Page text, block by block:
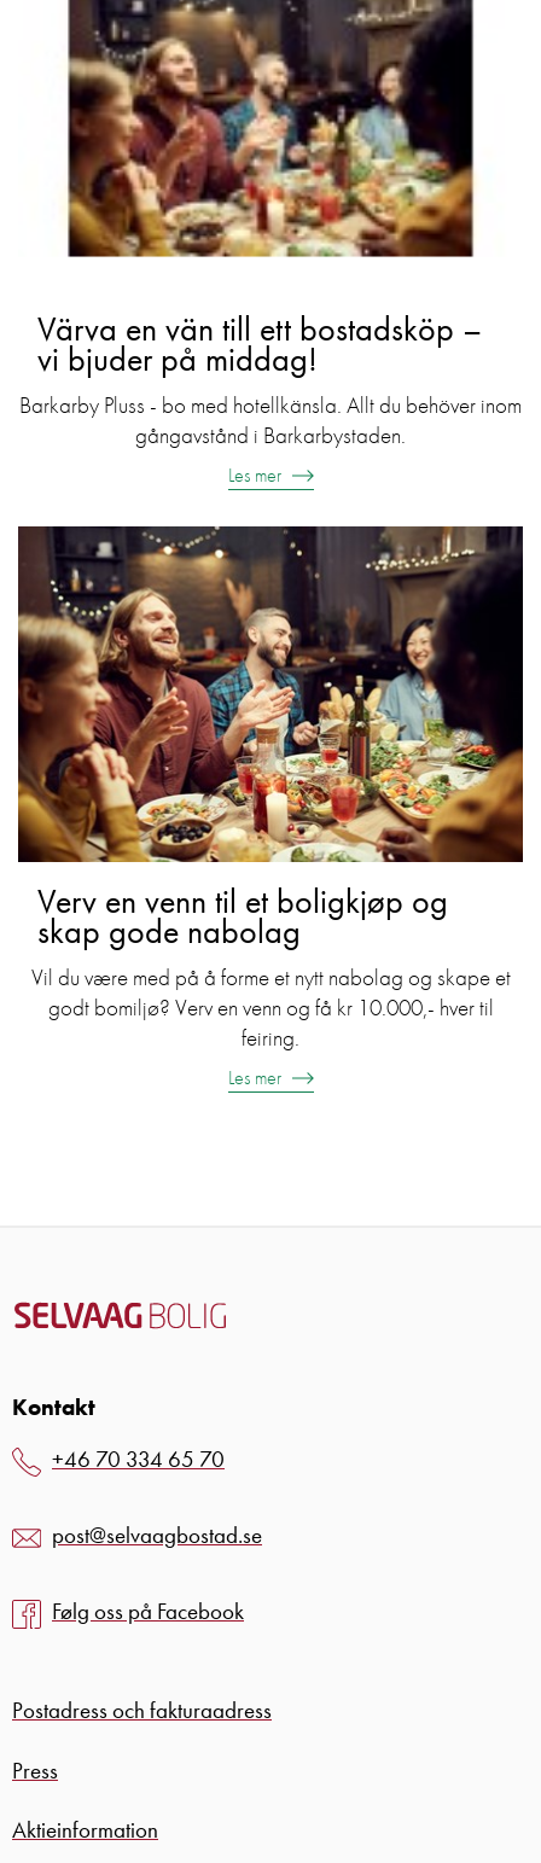
Värva en vän till ett bostadsköp –
vi bjuder på middag!
Barkarby Pluss - bo med hotellkänsla. Allt du behöver inom
gångavstånd i Barkarbystaden.
Les mer
​Verv en venn til et boligkjøp og
skap gode nabolag
​Vil du være med på å forme et nytt nabolag og skape et
godt bomiljø? Verv en venn og få kr 10.000,- hver til
feiring.
Les mer
Kontakt
+46 70 334 65 70
post@selvaagbostad.se
Følg oss på Facebook
Postadress och fakturaadress
Press
Aktieinformation